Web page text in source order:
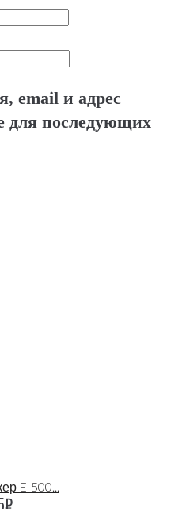
email и адрес
для последующих
E-500...